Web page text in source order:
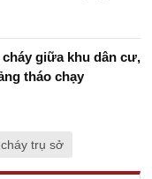
giữa khu dân cư,
tháo chạy
cháy trụ sở